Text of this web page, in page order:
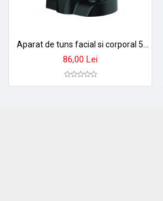
Aparat de tuns facial si corporal 5 in 1 zilan zln-3857 cu acumulator reincarcabil si statie de incarcare
86,00 Lei